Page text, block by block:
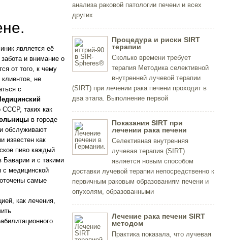
является её
и внимание о
от того, к чему
не
с
СССР, таких как
в городе
обслуживают
известен как
пиво каждый
Баварии и с такими
с медицинской
самые
как лечения,
анализа раковой патологии печени и всех
других
Процедура и риски SIRT
терапии
Сколько времени требует
терапия Методика селективной
внутренней лучевой терапии
(SIRT) при лечении рака печени проходит в
два этапа. Выполнение первой
Показания SIRT при
лечении рака печени
Селективная внутренняя
лучевая терапия (SIRT)
является новым способом
доставки лучевой терапии непосредственно к
первичным раковым образованиям печени и
опухолям, образованными
Лечение рака печени SIRT
методом
Практика показала, что лучевая